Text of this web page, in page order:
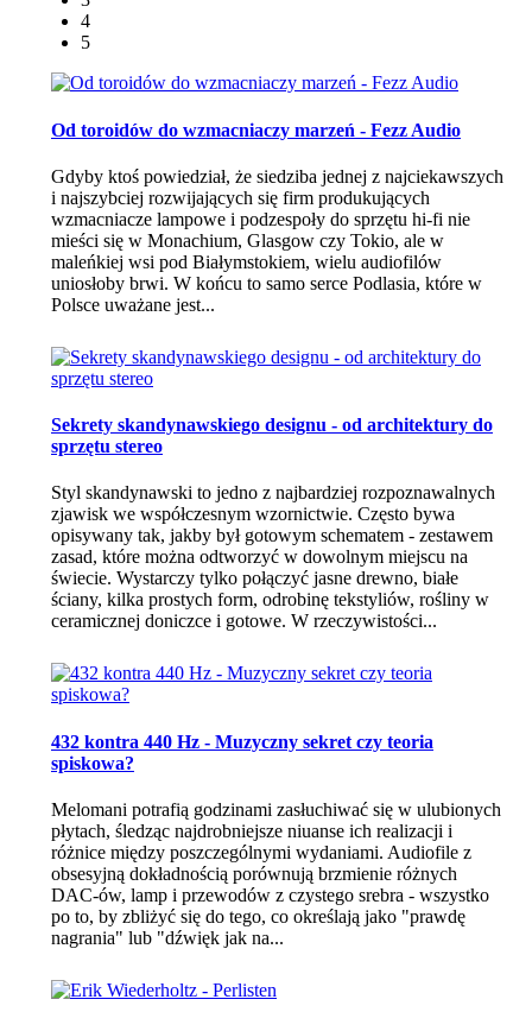
4
5
Od toroidów do wzmacniaczy marzeń - Fezz Audio
Gdyby ktoś powiedział, że siedziba jednej z najciekawszych
i najszybciej rozwijających się firm produkujących
wzmacniacze lampowe i podzespoły do sprzętu hi-fi nie
mieści się w Monachium, Glasgow czy Tokio, ale w
maleńkiej wsi pod Białymstokiem, wielu audiofilów
uniosłoby brwi. W końcu to samo serce Podlasia, które w
Polsce uważane jest...
Sekrety skandynawskiego designu - od architektury do
sprzętu stereo
Styl skandynawski to jedno z najbardziej rozpoznawalnych
zjawisk we współczesnym wzornictwie. Często bywa
opisywany tak, jakby był gotowym schematem - zestawem
zasad, które można odtworzyć w dowolnym miejscu na
świecie. Wystarczy tylko połączyć jasne drewno, białe
ściany, kilka prostych form, odrobinę tekstyliów, rośliny w
ceramicznej doniczce i gotowe. W rzeczywistości...
432 kontra 440 Hz - Muzyczny sekret czy teoria
spiskowa?
Melomani potrafią godzinami zasłuchiwać się w ulubionych
płytach, śledząc najdrobniejsze niuanse ich realizacji i
różnice między poszczególnymi wydaniami. Audiofile z
obsesyjną dokładnością porównują brzmienie różnych
DAC-ów, lamp i przewodów z czystego srebra - wszystko
po to, by zbliżyć się do tego, co określają jako "prawdę
nagrania" lub "dźwięk jak na...